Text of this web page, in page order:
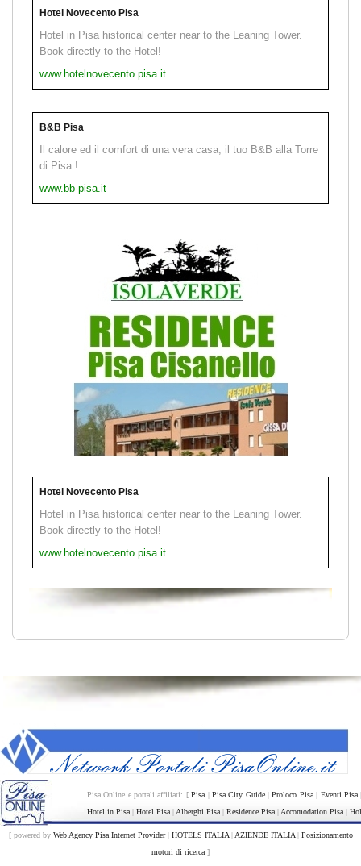
Hotel Novecento Pisa
Hotel in Pisa historical center near to the Leaning Tower.
Book directly to the Hotel!
www.hotelnovecento.pisa.it
B&B Pisa
Il calore ed il comfort di una vera casa, il tuo B&B alla Torre
di Pisa !
www.bb-pisa.it
Hotel Novecento Pisa
Hotel in Pisa historical center near to the Leaning Tower.
Book directly to the Hotel!
www.hotelnovecento.pisa.it
Pisa Online e portali affiliati: [Pisa | Pisa City Guide|Proloco Pisa| Eventi Pisa
Hotel in Pisa | Hotel Pisa | Alberghi Pisa | Residence Pisa | Accomodation Pisa |
[ powered by Web Agency Pisa Internet Provider| HOTELS ITALIA| AZIENDE ITALIA| Posizionamento
motori di ricerca ]